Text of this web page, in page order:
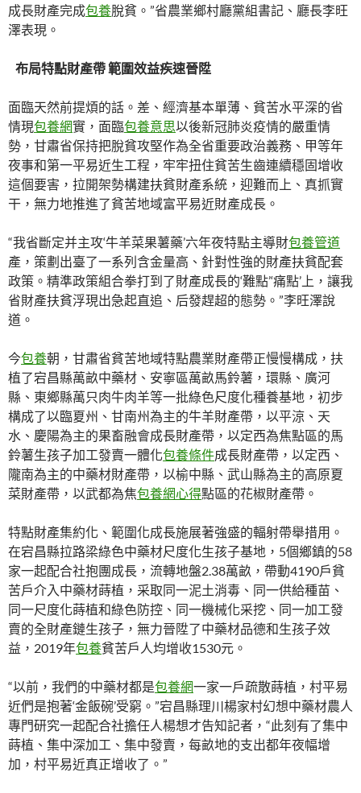
成長財產完成包養脫貧。”省農業鄉村廳黨組書記、廳長李旺
澤表現。
布局特點財產帶 範圍效益疾速晉陞
面臨天然前提煩的話。差、經濟基本單薄、貧苦水平深的省
情現包養網實，面臨包養意思以後新冠肺炎疫情的嚴重情
勢，甘肅省保持把脫貧攻堅作為全省重要政治義務、甲等年
夜事和第一平易近生工程，牢牢扭住貧苦生齒連續穩固增收
這個要害，拉開架勢構建扶貧財產系統，迎難而上、真抓實
干，無力地推進了貧苦地域富平易近財產成長。
“我省斷定并主攻‘牛羊菜果薯藥’六年夜特點主導財包養管道
產，策劃出臺了一系列含金量高、針對性強的財產扶貧配套
政策。精準政策組合拳打到了財產成長的‘難點’‘痛點’上，讓我
省財產扶貧浮現出急起直追、后發趕超的態勢。”李旺澤說
道。
今包養朝，甘肅省貧苦地域特點農業財產帶正慢慢構成，扶
植了宕昌縣萬畝中藥材、安寧區萬畝馬鈴薯，環縣、廣河
縣、東鄉縣萬只肉牛肉羊等一批綠色尺度化種養基地，初步
構成了以臨夏州、甘南州為主的牛羊財產帶，以平涼、天
水、慶陽為主的果畜融會成長財產帶，以定西為焦點區的馬
鈴薯生孩子加工發賣一體化包養條件成長財產帶，以定西、
隴南為主的中藥材財產帶，以榆中縣、武山縣為主的高原夏
菜財產帶，以武都為焦包養網心得點區的花椒財產帶。
特點財產集約化、範圍化成長施展著強盛的輻射帶舉措用。
在宕昌縣拉路梁綠色中藥材尺度化生孩子基地，5個鄉鎮的58
家一起配合社抱團成長，流轉地盤2.38萬畝，帶動4190戶貧
苦戶介入中藥材蒔植，采取同一泥土消毒、同一供給種苗、
同一尺度化蒔植和綠色防控、同一機械化采挖、同一加工發
賣的全財產鏈生孩子，無力晉陞了中藥材品德和生孩子效
益，2019年包養貧苦戶人均增收1530元。
“以前，我們的中藥材都是包養網一家一戶疏散蒔植，村平易
近們是抱著‘金飯碗’受窮。”宕昌縣理川楊家村幻想中藥材農人
專門研究一起配合社擔任人楊想才告知記者，“此刻有了集中
蒔植、集中深加工、集中發賣，每畝地的支出都年夜幅增
加，村平易近真正增收了。”